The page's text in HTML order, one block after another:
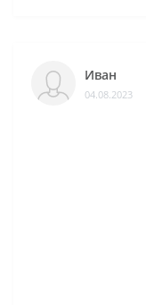
Иван
04.08.2023